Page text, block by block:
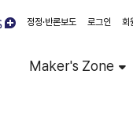
정정·반론보도 로그인 회
Maker's Zone